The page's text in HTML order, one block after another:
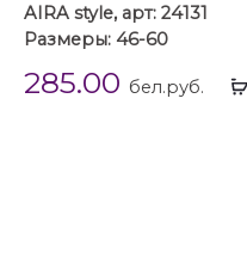
AIRA style, арт: 24131
Размеры: 46-60
285.00 бел.руб.